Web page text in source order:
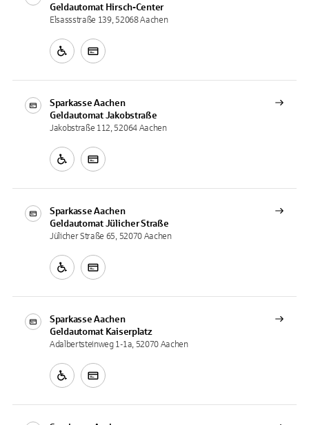
Geldautomat Hirsch-Center
Elsassstraße 139, 52068 Aachen
Sparkasse Aachen
Geldautomat Jakobstraße
Jakobstraße 112, 52064 Aachen
Sparkasse Aachen
Geldautomat Jülicher Straße
Jülicher Straße 65, 52070 Aachen
Sparkasse Aachen
Geldautomat Kaiserplatz
Adalbertsteinweg 1-1a, 52070 Aachen